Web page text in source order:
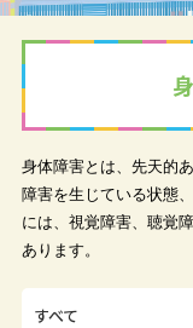
身体障害とは、先天的
障害を生じている状態
には、視覚障害、聴覚
あります。
すべて